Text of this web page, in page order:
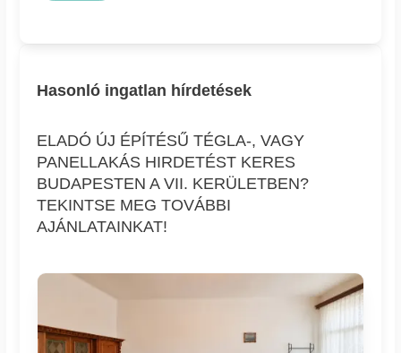
Hasonló ingatlan hírdetések
ELADÓ ÚJ ÉPÍTÉSŰ TÉGLA-, VAGY
PANELLAKÁS HIRDETÉST KERES
BUDAPESTEN A VII. KERÜLETBEN?
TEKINTSE MEG TOVÁBBI
AJÁNLATAINKAT!